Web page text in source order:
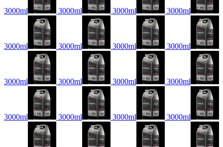
3000ml 3000ml 3000ml 3000ml
3000ml 3000ml 3000ml 3000ml
3000ml 3000ml 3000ml 3000ml
3000ml 3000ml 3000ml 3000ml